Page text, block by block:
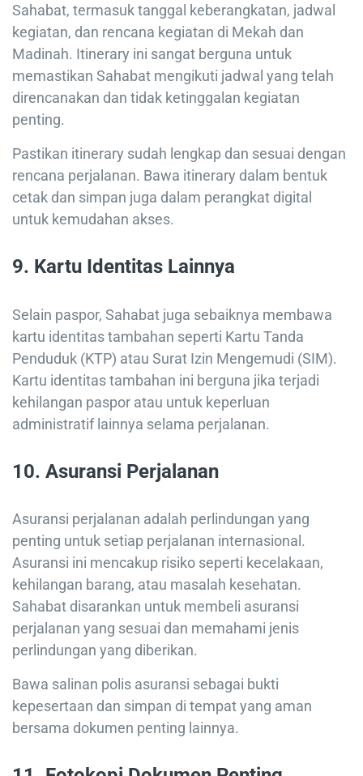
Sahabat, termasuk tanggal keberangkatan, jadwal
kegiatan, dan rencana kegiatan di Mekah dan
Madinah. Itinerary ini sangat berguna untuk
memastikan Sahabat mengikuti jadwal yang telah
direncanakan dan tidak ketinggalan kegiatan
penting.
Pastikan itinerary sudah lengkap dan sesuai dengan
rencana perjalanan. Bawa itinerary dalam bentuk
cetak dan simpan juga dalam perangkat digital
untuk kemudahan akses.
9. Kartu Identitas Lainnya
Selain paspor, Sahabat juga sebaiknya membawa
kartu identitas tambahan seperti Kartu Tanda
Penduduk (KTP) atau Surat Izin Mengemudi (SIM).
Kartu identitas tambahan ini berguna jika terjadi
kehilangan paspor atau untuk keperluan
administratif lainnya selama perjalanan.
10. Asuransi Perjalanan
Asuransi perjalanan adalah perlindungan yang
penting untuk setiap perjalanan internasional.
Asuransi ini mencakup risiko seperti kecelakaan,
kehilangan barang, atau masalah kesehatan.
Sahabat disarankan untuk membeli asuransi
perjalanan yang sesuai dan memahami jenis
perlindungan yang diberikan.
Bawa salinan polis asuransi sebagai bukti
kepesertaan dan simpan di tempat yang aman
bersama dokumen penting lainnya.